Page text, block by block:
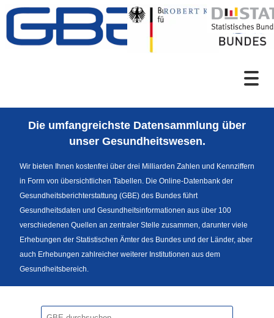
Zum Inhalt
Sprachumschaltung
Die umfangreichste Datensammlung über
unser Gesundheitswesen.
Wir bieten Ihnen kostenfrei über drei Milliarden Zahlen und Kennziffern
in Form von übersichtlichen Tabellen. Die Online-Datenbank der
Gesundheitsberichterstattung (GBE) des Bundes führt
Gesundheitsdaten und Gesundheitsinformationen aus über 100
verschiedenen Quellen an zentraler Stelle zusammen, darunter viele
Erhebungen der Statistischen Ämter des Bundes und der Länder, aber
auch Erhebungen zahlreicher weiterer Institutionen aus dem
Gesundheitsbereich.